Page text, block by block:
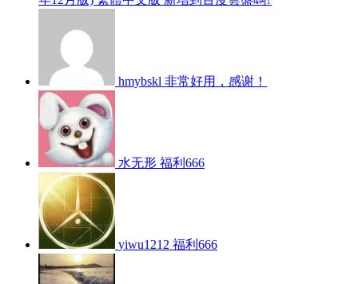
hmybskl 非常好用，感谢！
水无形 福利666
yiwu1212 福利666